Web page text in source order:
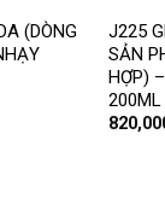
(DÒNG
J225
SẢN
HỢP)
200ML